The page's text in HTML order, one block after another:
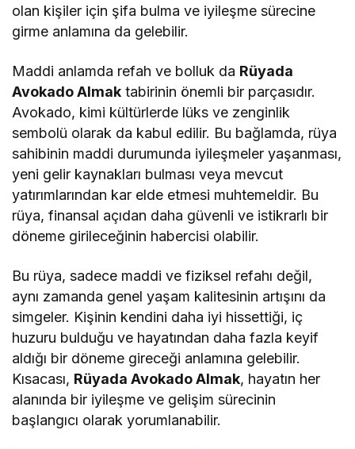
olan kişiler için şifa bulma ve iyileşme sürecine
girme anlamına da gelebilir.
Maddi anlamda refah ve bolluk da Rüyada
Avokado Almak tabirinin önemli bir parçasıdır.
Avokado, kimi kültürlerde lüks ve zenginlik
sembolü olarak da kabul edilir. Bu bağlamda, rüya
sahibinin maddi durumunda iyileşmeler yaşanması,
yeni gelir kaynakları bulması veya mevcut
yatırımlarından kar elde etmesi muhtemeldir. Bu
rüya, finansal açıdan daha güvenli ve istikrarlı bir
döneme girileceğinin habercisi olabilir.
Bu rüya, sadece maddi ve fiziksel refahı değil,
aynı zamanda genel yaşam kalitesinin artışını da
simgeler. Kişinin kendini daha iyi hissettiği, iç
huzuru bulduğu ve hayatından daha fazla keyif
aldığı bir döneme gireceği anlamına gelebilir.
Kısacası, Rüyada Avokado Almak, hayatın her
alanında bir iyileşme ve gelişim sürecinin
başlangıcı olarak yorumlanabilir.